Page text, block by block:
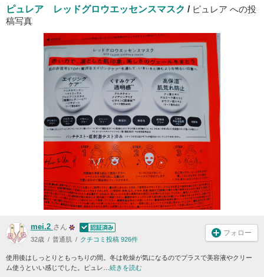
ピュレア レッドグロウエッセンスマスク / ピュレア への投
稿写真
mei.2 さん
32歳 普通肌 クチコミ投稿 926件
フォロー
使用後はしっとりともっちりの間。冬は乾燥が気になるのでプラスで美容液やクリー
ム使うといい感じでした。ピュレ… 続きを読む